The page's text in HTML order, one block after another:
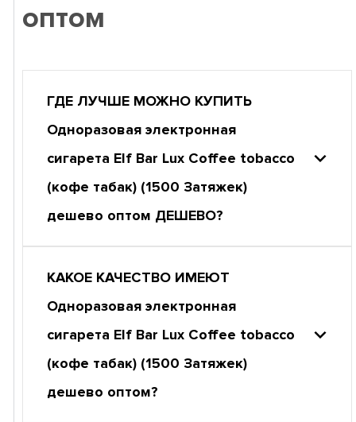
оптом
ГДЕ ЛУЧШЕ МОЖНО КУПИТЬ
Одноразовая электронная
сигарета Elf Bar Lux Coffee tobacco
(кофе табак) (1500 Затяжек)
дешево оптом ДЕШЕВО?
КАКОЕ КАЧЕСТВО ИМЕЮТ
Одноразовая электронная
сигарета Elf Bar Lux Coffee tobacco
(кофе табак) (1500 Затяжек)
дешево оптом?